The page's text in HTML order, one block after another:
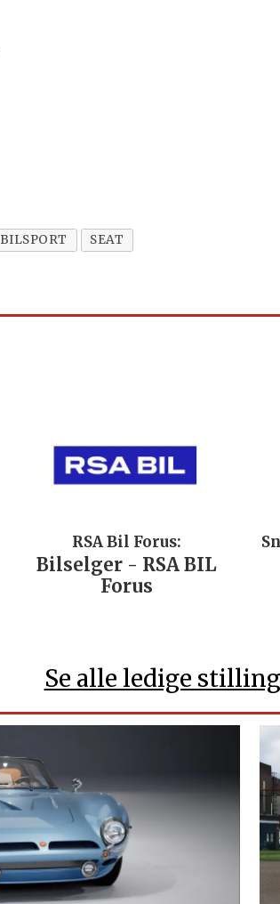
BILSPORT SEAT
RSA Bil Forus:
Bilselger - RSA BIL
Forus
Se alle ledige